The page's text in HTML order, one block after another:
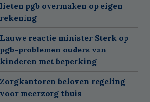
lieten pgb overmaken op eigen
rekening
Lauwe reactie minister Sterk op
pgb-problemen ouders van
kinderen met beperking
Zorgkantoren beloven regeling
voor meerzorg thuis